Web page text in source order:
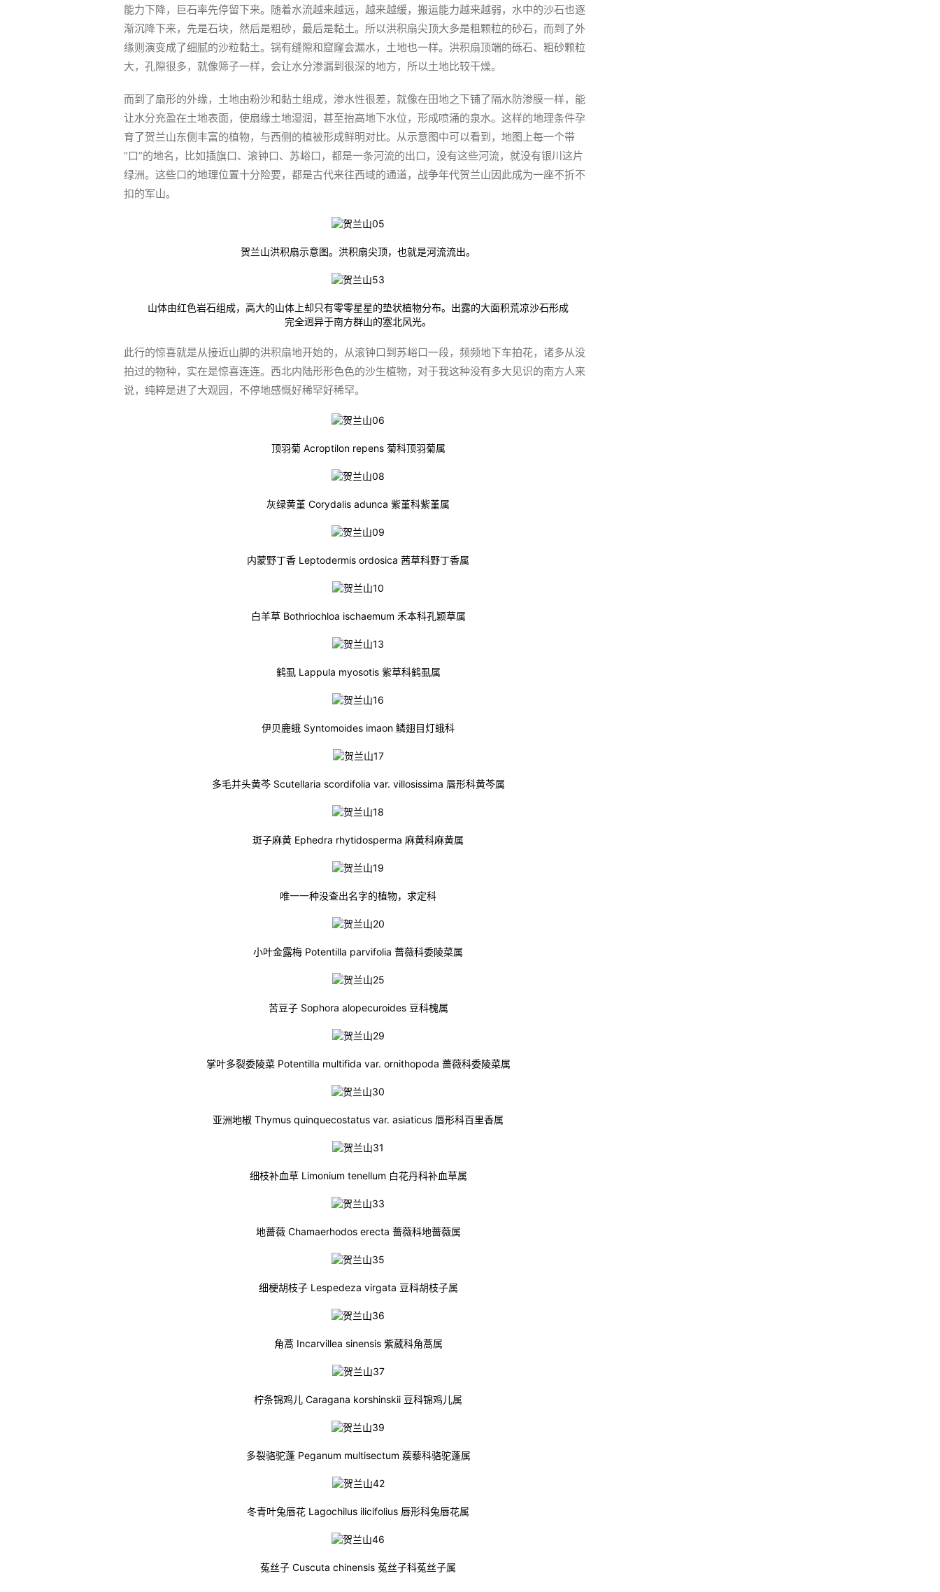
能力下降，巨石率先停留下来。随着水流越来越远，越来越缓，搬运能力越来越弱，水中的沙石也逐
渐沉降下来，先是石块，然后是粗砂，最后是黏土。所以洪积扇尖顶大多是粗颗粒的砂石，而到了外
缘则演变成了细腻的沙粒黏土。锅有缝隙和窟窿会漏水，土地也一样。洪积扇顶端的砾石、粗砂颗粒
大，孔隙很多，就像筛子一样，会让水分渗漏到很深的地方，所以土地比较干燥。
而到了扇形的外缘，土地由粉沙和黏土组成，渗水性很差，就像在田地之下铺了隔水防渗膜一样，能
让水分充盈在土地表面，使扇缘土地湿润，甚至抬高地下水位，形成喷涌的泉水。这样的地理条件孕
育了贺兰山东侧丰富的植物，与西侧的植被形成鲜明对比。从示意图中可以看到，地图上每一个带
“口”的地名，比如插旗口、滚钟口、苏峪口，都是一条河流的出口，没有这些河流，就没有银川这片
绿洲。这些口的地理位置十分险要，都是古代来往西域的通道，战争年代贺兰山因此成为一座不折不
扣的军山。
贺兰山洪积扇示意图。洪积扇尖顶，也就是河流流出。
山体由红色岩石组成，高大的山体上却只有零零星星的垫状植物分布。出露的大面积荒凉沙石形成
完全迥异于南方群山的塞北风光。
此行的惊喜就是从接近山脚的洪积扇地开始的，从滚钟口到苏峪口一段，频频地下车拍花，诸多从没
拍过的物种，实在是惊喜连连。西北内陆形形色色的沙生植物，对于我这种没有多大见识的南方人来
说，纯粹是进了大观园，不停地感慨好稀罕好稀罕。
顶羽菊 Acroptilon repens 菊科顶羽菊属
灰绿黄堇 Corydalis adunca 紫堇科紫堇属
内蒙野丁香 Leptodermis ordosica 茜草科野丁香属
白羊草 Bothriochloa ischaemum 禾本科孔颖草属
鹤虱 Lappula myosotis 紫草科鹤虱属
伊贝鹿蛾 Syntomoides imaon 鳞翅目灯蛾科
多毛并头黄芩 Scutellaria scordifolia var. villosissima 唇形科黄芩属
斑子麻黄 Ephedra rhytidosperma 麻黄科麻黄属
唯一一种没查出名字的植物，求定科
小叶金露梅 Potentilla parvifolia 蔷薇科委陵菜属
苦豆子 Sophora alopecuroides 豆科槐属
掌叶多裂委陵菜 Potentilla multifida var. ornithopoda 蔷薇科委陵菜属
亚洲地椒 Thymus quinquecostatus var. asiaticus 唇形科百里香属
细枝补血草 Limonium tenellum 白花丹科补血草属
地蔷薇 Chamaerhodos erecta 蔷薇科地蔷薇属
细梗胡枝子 Lespedeza virgata 豆科胡枝子属
角蒿 Incarvillea sinensis 紫葳科角蒿属
柠条锦鸡儿 Caragana korshinskii 豆科锦鸡儿属
多裂骆驼蓬 Peganum multisectum 蒺藜科骆驼蓬属
冬青叶兔唇花 Lagochilus ilicifolius 唇形科兔唇花属
菟丝子 Cuscuta chinensis 菟丝子科菟丝子属